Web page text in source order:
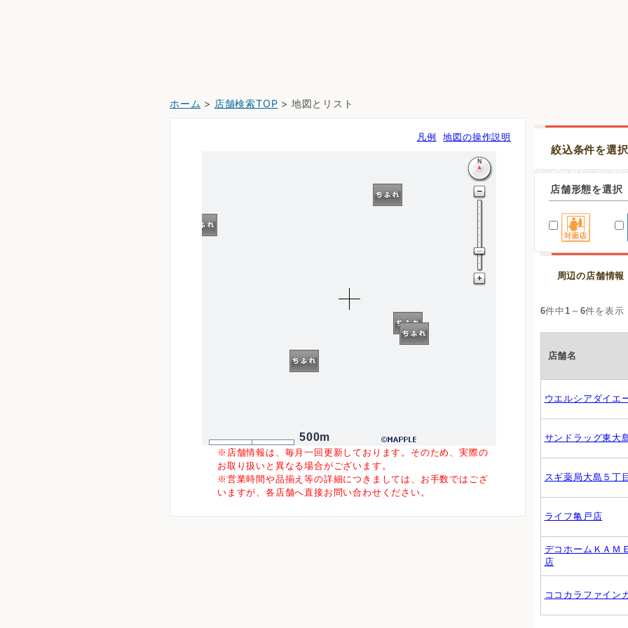
ホーム > 店舗検索TOP > 地図とリスト
凡例 地図の操作説明
500m
※店舗情報は、毎月一回更新しております。そのため、実際の
お取り扱いと異なる場合がございます。
※営業時間や品揃え等の詳細につきましては、お手数ではござ
いますが、各店舗へ直接お問い合わせください。
絞込条件を選
店舗形態を選択
周辺の店舗情報
6件中 1 ～ 6件を表示
店舗名
ウエルシアダイエ
サンドラッグ東大
スギ薬局大島５丁
ライフ亀戸店
デコホームＫＡ
店
ココカラファイン